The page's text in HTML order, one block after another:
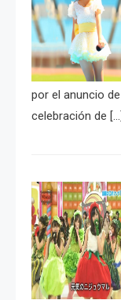
por el anuncio
celebración de […]